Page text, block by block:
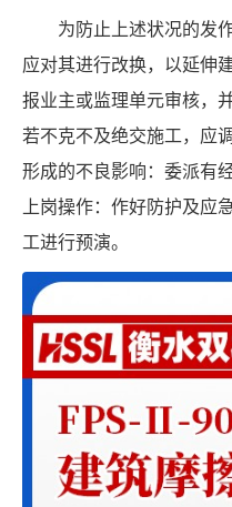
为防止上述状况的发
应对其进行改换，以延伸
报业主或监理单元审核，
若不克不及绝交施工，应
形成的不良影响：委派有
上岗操作：作好防护及应
工进行预演。